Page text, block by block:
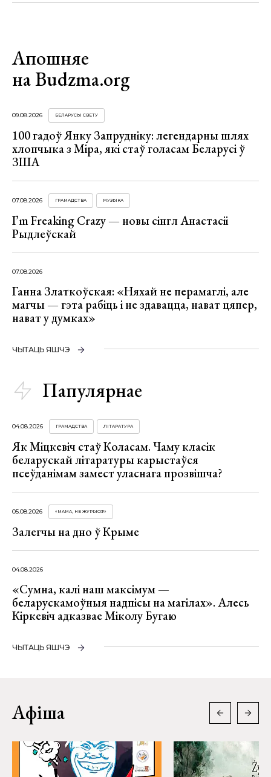
Апошняе
на Budzma.org
09.08.2026 БЕЛАРУСЫ СВЕТУ
100 гадоў Янку Запрудніку: легендарны шлях
хлопчыка з Міра, які стаў голасам Беларусі ў
ЗША
07.08.2026 ГРАМАДСТВА МУЗЫКА
I’m Freaking Crazy — новы сінгл Анастасіі
Рыдлеўскай
07.08.2026
Ганна Златкоўская: «Няхай не перамаглі, але
магчы — гэта рабіць і не здавацца, нават цяпер,
нават у думках»
ЧЫТАЦЬ ЯШЧЭ
Папулярнае
04.08.2026 ГРАМАДСТВА ЛІТАРАТУРА
Як Міцкевіч стаў Коласам. Чаму класік
беларускай літаратуры карыстаўся
псеўданімам замест уласнага прозвішча?
05.08.2026 «МАМА, НЕ ЖУРЫСЯ!»
Залегчы на дно ў Крыме
04.08.2026
«Сумна, калі наш максімум —
беларускамоўныя надпісы на магілах». Алесь
Кіркевіч адказвае Міколу Бугаю
ЧЫТАЦЬ ЯШЧЭ
Афіша